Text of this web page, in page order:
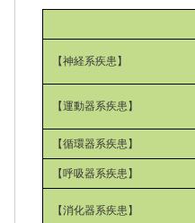
【神経系疾患】
【運動器系疾患】
【循環器系疾患】
【呼吸器系疾患】
【消化器系疾患】